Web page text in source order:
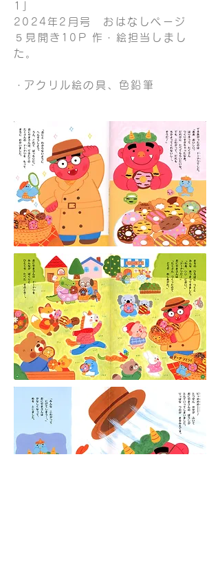
1」
2024年2月号 おはなしページ
５見開き10P
作・絵担当しまし
た。
​・アクリル絵の具、色鉛筆